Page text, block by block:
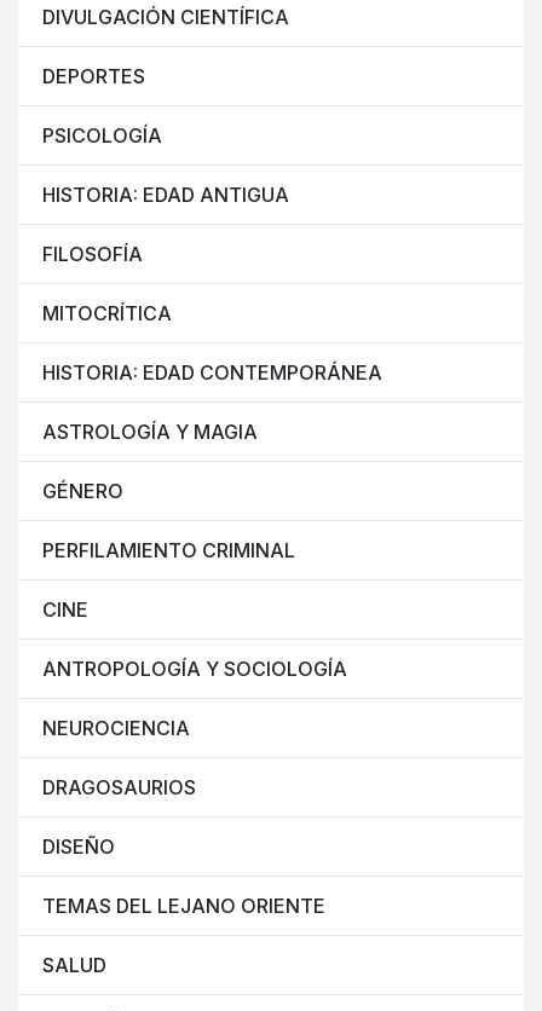
DIVULGACIÓN CIENTÍFICA
DEPORTES
PSICOLOGÍA
HISTORIA: EDAD ANTIGUA
FILOSOFÍA
MITOCRÍTICA
HISTORIA: EDAD CONTEMPORÁNEA
ASTROLOGÍA Y MAGIA
GÉNERO
PERFILAMIENTO CRIMINAL
CINE
ANTROPOLOGÍA Y SOCIOLOGÍA
NEUROCIENCIA
DRAGOSAURIOS
DISEÑO
TEMAS DEL LEJANO ORIENTE
SALUD